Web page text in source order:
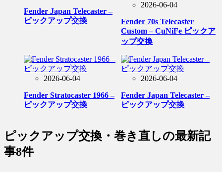
Fender Japan Telecaster –
ピックアップ交換
2026-06-04
Fender 70s Telecaster
Custom – CuNiFe ピックア
ップ交換
2026-06-04
Fender Stratocaster 1966 –
ピックアップ交換
2026-06-04
Fender Japan Telecaster –
ピックアップ交換
ピックアップ交換・巻き直しの最新記
事8件